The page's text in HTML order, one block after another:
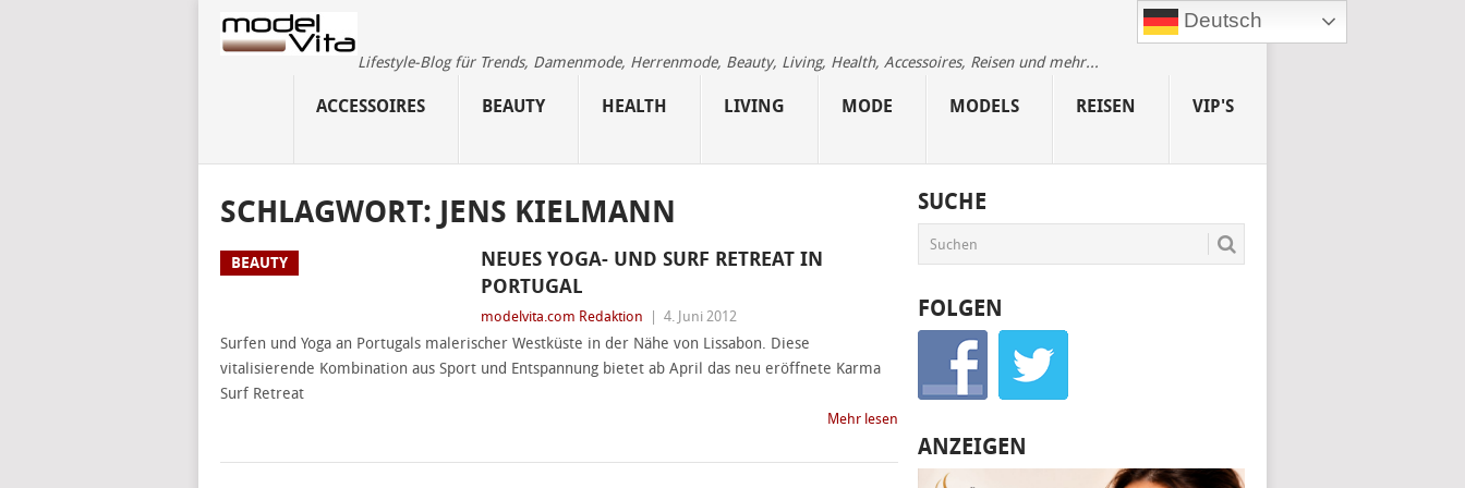
Lifestyle-Blog für Trends, Damenmode, Herrenmode, Beauty, Living, Health, Accessoires, Reisen und mehr...
ACCESSOIRES BEAUTY HEALTH LIVING MODE MODELS REISEN VIP'S
SCHLAGWORT: JENS KIELMANN
BEAUTY
NEUES YOGA- UND SURF RETREAT IN
PORTUGAL
modelvita.com Redaktion 4. Juni 2012
Surfen und Yoga an Portugals malerischer Westküste in der Nähe von Lissabon. Diese
vitalisierende Kombination aus Sport und Entspannung bietet ab April das neu eröffnete Karma
Surf Retreat
Mehr lesen
SUCHE
FOLGEN
ANZEIGEN
Deutsch